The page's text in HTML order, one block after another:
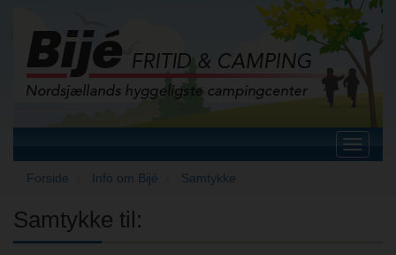
Toggle
Forside
Info om Bijé Samtykke
Samtykke til: